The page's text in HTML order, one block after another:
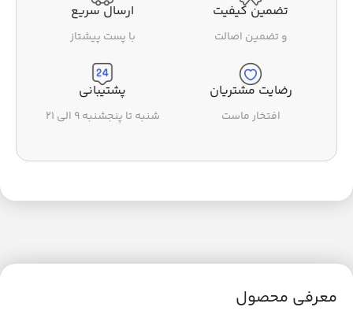
تضمین کیفیت
و تضمین اصالت
ارسال سریع
با پست پیشتاز
رضایت مشتریان
افتخار ماست
پشتیبانی
شنبه تا پنجشنبه ۹ الی ۲۱
معرفی محصول